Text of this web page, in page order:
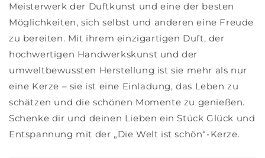
Meisterwerk der Duftkunst und eine der besten
Möglichkeiten, sich selbst und anderen eine Freude
zu bereiten. Mit ihrem einzigartigen Duft, der
hochwertigen Handwerkskunst und der
umweltbewussten Herstellung ist sie mehr als nur
eine Kerze – sie ist eine Einladung, das Leben zu
schätzen und die schönen Momente zu genießen.
Schenke dir und deinen Lieben ein Stück Glück und
Entspannung mit der „Die Welt ist schön“-Kerze.